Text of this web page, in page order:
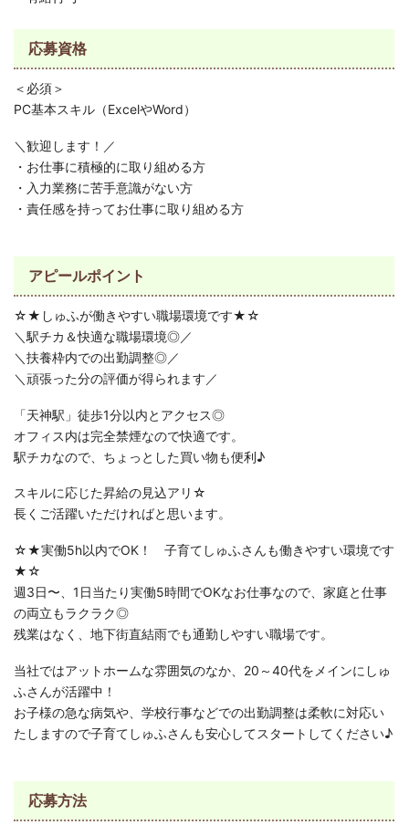
応募資格
＜必須＞
PC基本スキル（ExcelやWord）
＼歓迎します！／
・お仕事に積極的に取り組める方
・入力業務に苦手意識がない方
・責任感を持ってお仕事に取り組める方
アピールポイント
☆★しゅふが働きやすい職場環境です★☆
＼駅チカ＆快適な職場環境◎／
＼扶養枠内での出勤調整◎／
＼頑張った分の評価が得られます／
「天神駅」徒歩1分以内とアクセス◎
オフィス内は完全禁煙なので快適です。
駅チカなので、ちょっとした買い物も便利♪
スキルに応じた昇給の見込アリ☆
長くご活躍いただければと思います。
☆★実働5h以内でOK！ 子育てしゅふさんも働きやすい環境です
★☆
週3日〜、1日当たり実働5時間でOKなお仕事なので、家庭と仕事
の両立もラクラク◎
残業はなく、地下街直結雨でも通勤しやすい職場です。
当社ではアットホームな雰囲気のなか、20～40代をメインにしゅ
ふさんが活躍中！
お子様の急な病気や、学校行事などでの出勤調整は柔軟に対応い
たしますので子育てしゅふさんも安心してスタートしてください♪
応募方法